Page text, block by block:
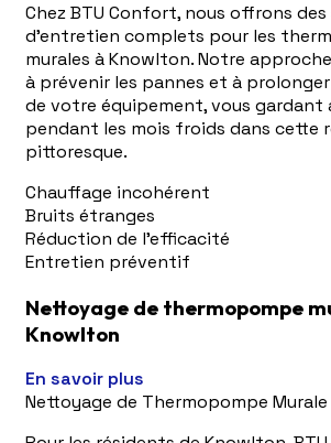
Chez BTU Confort, nous offrons des
d'entretien complets pour les
murales à Knowlton. Notre
à prévenir les pannes et à
de votre équipement, vous gardant
pendant les mois froids dans cette
pittoresque.
Chauffage incohérent
Bruits étranges
Réduction de l'efficacité
Entretien préventif
Nettoyage de thermopompe
Knowlton
En savoir plus
Nettoyage de Thermopompe Murale